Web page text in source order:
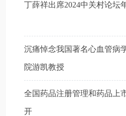
丁薛祥出席2024中关村论坛
沉痛悼念我国著名心血管病
院游凯教授
全国药品注册管理和药品上
开